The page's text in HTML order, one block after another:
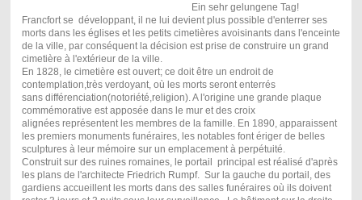
Ein sehr gelungene Tag!
Francfort se développant, il ne lui devient plus possible d'enterrer ses
morts dans les églises et les petits cimetières avoisinants dans l'enceinte
de la ville, par conséquent la décision est prise de construire un grand
cimetière à l'extérieur de la ville.
En 1828, le cimetière est ouvert; ce doit être un endroit de
contemplation,très verdoyant, où les morts seront enterrés
sans différenciation(notoriété,religion). A l'origine une grande plaque
commémorative est apposée dans le mur et des croix
alignées représentent les membres de la famille. En 1890, apparaissent
les premiers monuments funéraires, les notables font ériger de belles
sculptures à leur mémoire sur un emplacement à perpétuité.
Construit sur des ruines romaines, le portail principal est réalisé d'après
les plans de l'architecte Friedrich Rumpf. Sur la gauche du portail, des
gardiens accueillent les morts dans des salles funéraires où ils doivent